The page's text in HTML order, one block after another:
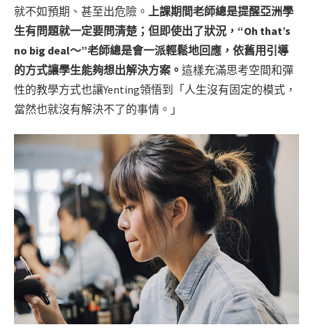
就不如預期、甚至出危險。 上課期間老師總是提醒亞洲學
生有問題就一定要問清楚；但即使出了狀況，“Oh that’s
no big deal～”老師總是會一派輕鬆地回應，依舊用引導
的方式讓學生能夠想出解決方案。 這樣充滿思考空間和彈
性的教學方式也讓Yenting領悟到「人生沒有固定的模式，
當然也就沒有解決不了的事情。」